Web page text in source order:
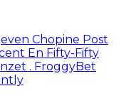
Chopine Post
En Fifty-Fifty
. FroggyBet